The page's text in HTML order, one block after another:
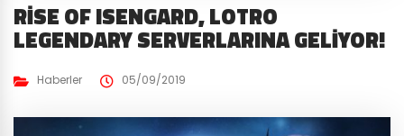
RISE OF ISENGARD, LOTRO
LEGENDARY SERVERLARINA GELIYOR!
Haberler 05/09/2019